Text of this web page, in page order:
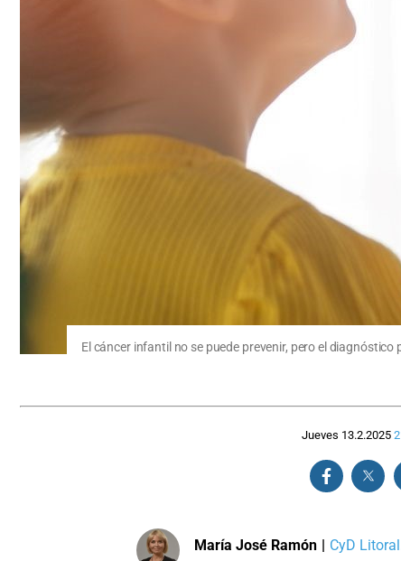
El cáncer infantil no se puede prevenir, pero el diagnóstico
Jueves 13.2.2025
María José Ramón | CyD